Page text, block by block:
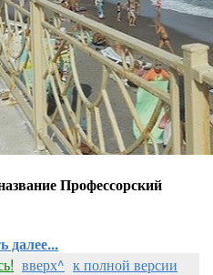
Профессорский
далее...
вверх^ к полной версии